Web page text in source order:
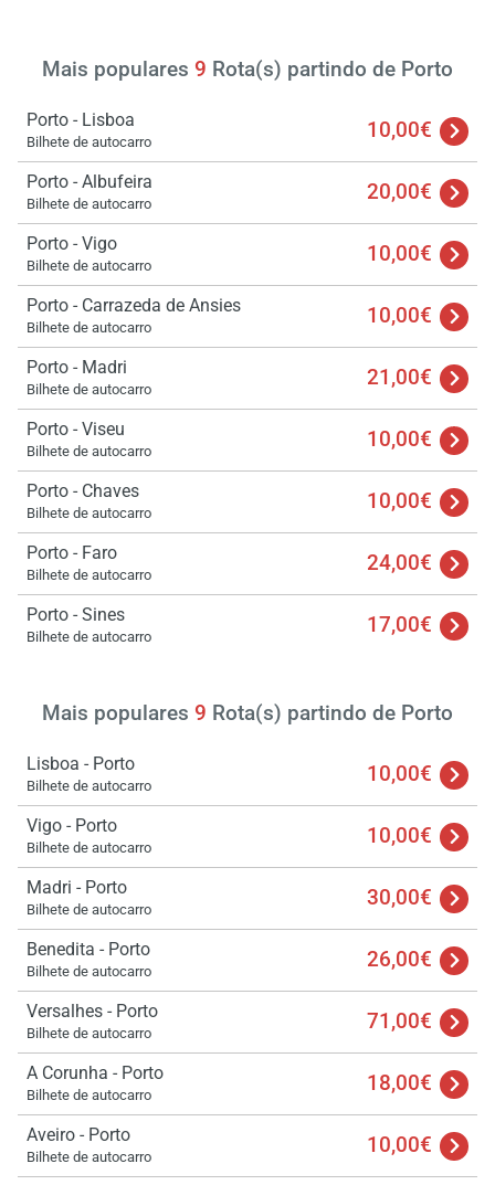
Mais populares 9 Rota(s) partindo de Porto
Porto - Lisboa
Bilhete de autocarro 10,00€
Porto - Albufeira
Bilhete de autocarro 20,00€
Porto - Vigo
Bilhete de autocarro 10,00€
Porto - Carrazeda de Ansies
Bilhete de autocarro 10,00€
Porto - Madri
Bilhete de autocarro 21,00€
Porto - Viseu
Bilhete de autocarro 10,00€
Porto - Chaves
Bilhete de autocarro 10,00€
Porto - Faro
Bilhete de autocarro 24,00€
Porto - Sines
Bilhete de autocarro 17,00€
Mais populares 9 Rota(s) partindo de Porto
Lisboa - Porto
Bilhete de autocarro 10,00€
Vigo - Porto
Bilhete de autocarro 10,00€
Madri - Porto
Bilhete de autocarro 30,00€
Benedita - Porto
Bilhete de autocarro 26,00€
Versalhes - Porto
Bilhete de autocarro 71,00€
A Corunha - Porto
Bilhete de autocarro 18,00€
Aveiro - Porto
Bilhete de autocarro 10,00€